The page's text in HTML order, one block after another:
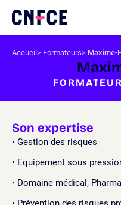
contenu
à
recherche
Logo
site
Accueil Formateurs Maxime-
Son expertise
Gestion des risques
Equipement sous
Domaine médical,